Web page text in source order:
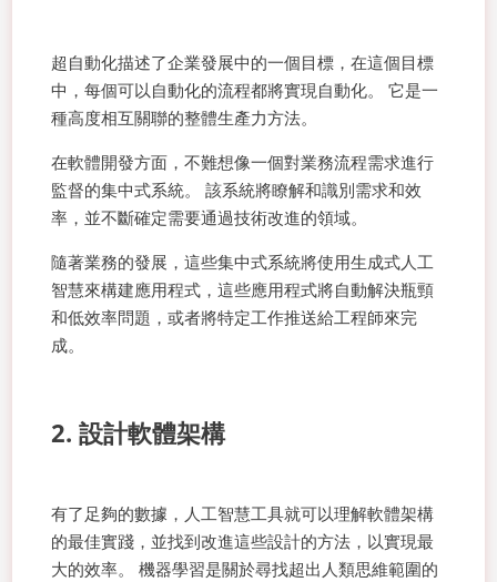
超自動化描述了企業發展中的一個目標，在這個目標
中，每個可以自動化的流程都將實現自動化。 它是一
種高度相互關聯的整體生產力方法。
在軟體開發方面，不難想像一個對業務流程需求進行
監督的集中式系統。 該系統將瞭解和識別需求和效
率，並不斷確定需要通過技術改進的領域。
隨著業務的發展，這些集中式系統將使用生成式人工
智慧來構建應用程式，這些應用程式將自動解決瓶頸
和低效率問題，或者將特定工作推送給工程師來完
成。
2. 設計軟體架構
有了足夠的數據，人工智慧工具就可以理解軟體架構
的最佳實踐，並找到改進這些設計的方法，以實現最
大的效率。 機器學習是關於尋找超出人類思維範圍的